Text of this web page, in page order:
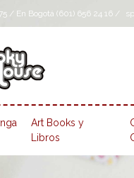
/ En Bogotá (601) 656 24 16 /
Art Books y
Libros